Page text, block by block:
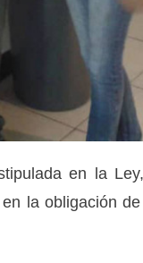
en la
la obligación